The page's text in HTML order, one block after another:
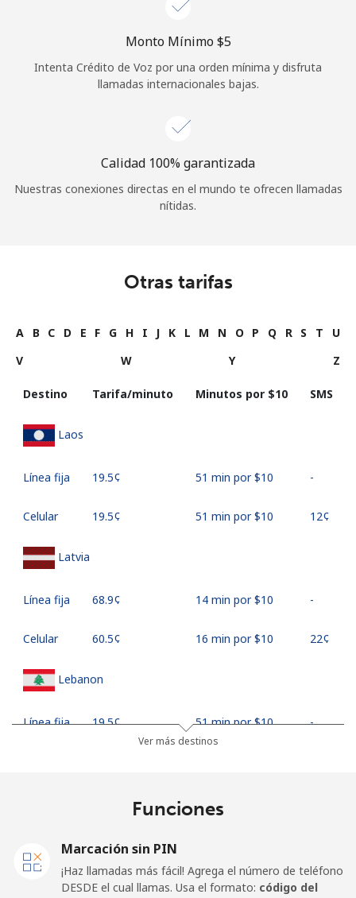
Monto Mínimo ⁦$5⁩
Intenta Crédito de Voz por una orden mínima y disfruta
llamadas internacionales bajas.
Calidad 100% garantizada
Nuestras conexiones directas en el mundo te ofrecen llamadas
nítidas.
Otras tarifas
A B C D E F G H I J K L M N O P Q R S T
U
V
W Y Z
Destino Tarifa/minuto Minutos por ⁦$10⁩ SMS
Laos
Línea fija ⁦19.5¢⁩ 51 min por ⁦$10⁩ -
Celular ⁦19.5¢⁩ 51 min por ⁦$10⁩ ⁦12¢⁩
Latvia
Línea fija ⁦68.9¢⁩ 14 min por ⁦$10⁩ -
Celular ⁦60.5¢⁩ 16 min por ⁦$10⁩ ⁦22¢⁩
Lebanon
Línea fija ⁦19.5¢⁩ 51 min por ⁦$10⁩ -
Línea fija ⁦90.9¢⁩
⁦89.9¢⁩ 11 min por ⁦$10⁩ ⁦10¢⁩
Ver más destinos
Funciones
Marcación sin PIN
¡Haz llamadas más fácil! Agrega el número de teléfono
DESDE el cual llamas. Usa el formato: código del